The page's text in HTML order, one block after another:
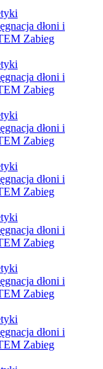
dłoni i
Zabieg
dłoni i
Zabieg
dłoni i
Zabieg
dłoni i
Zabieg
dłoni i
Zabieg
dłoni i
Zabieg
dłoni i
Zabieg